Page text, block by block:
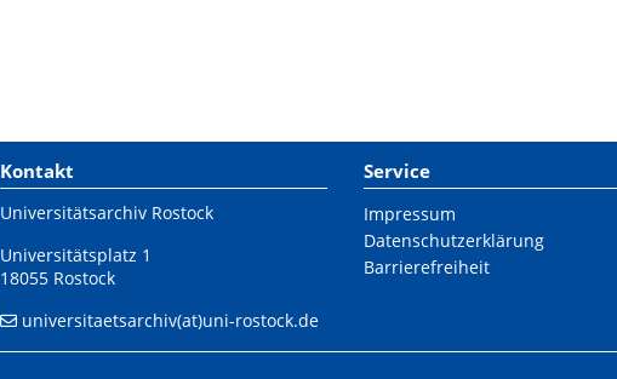
Kontakt
Universitätsarchiv Rostock
Universitätsplatz 1
18055 Rostock
universitaetsarchiv(at)uni-rostock.de
Service
Impressum
Datenschutzerklärung
Barrierefreiheit